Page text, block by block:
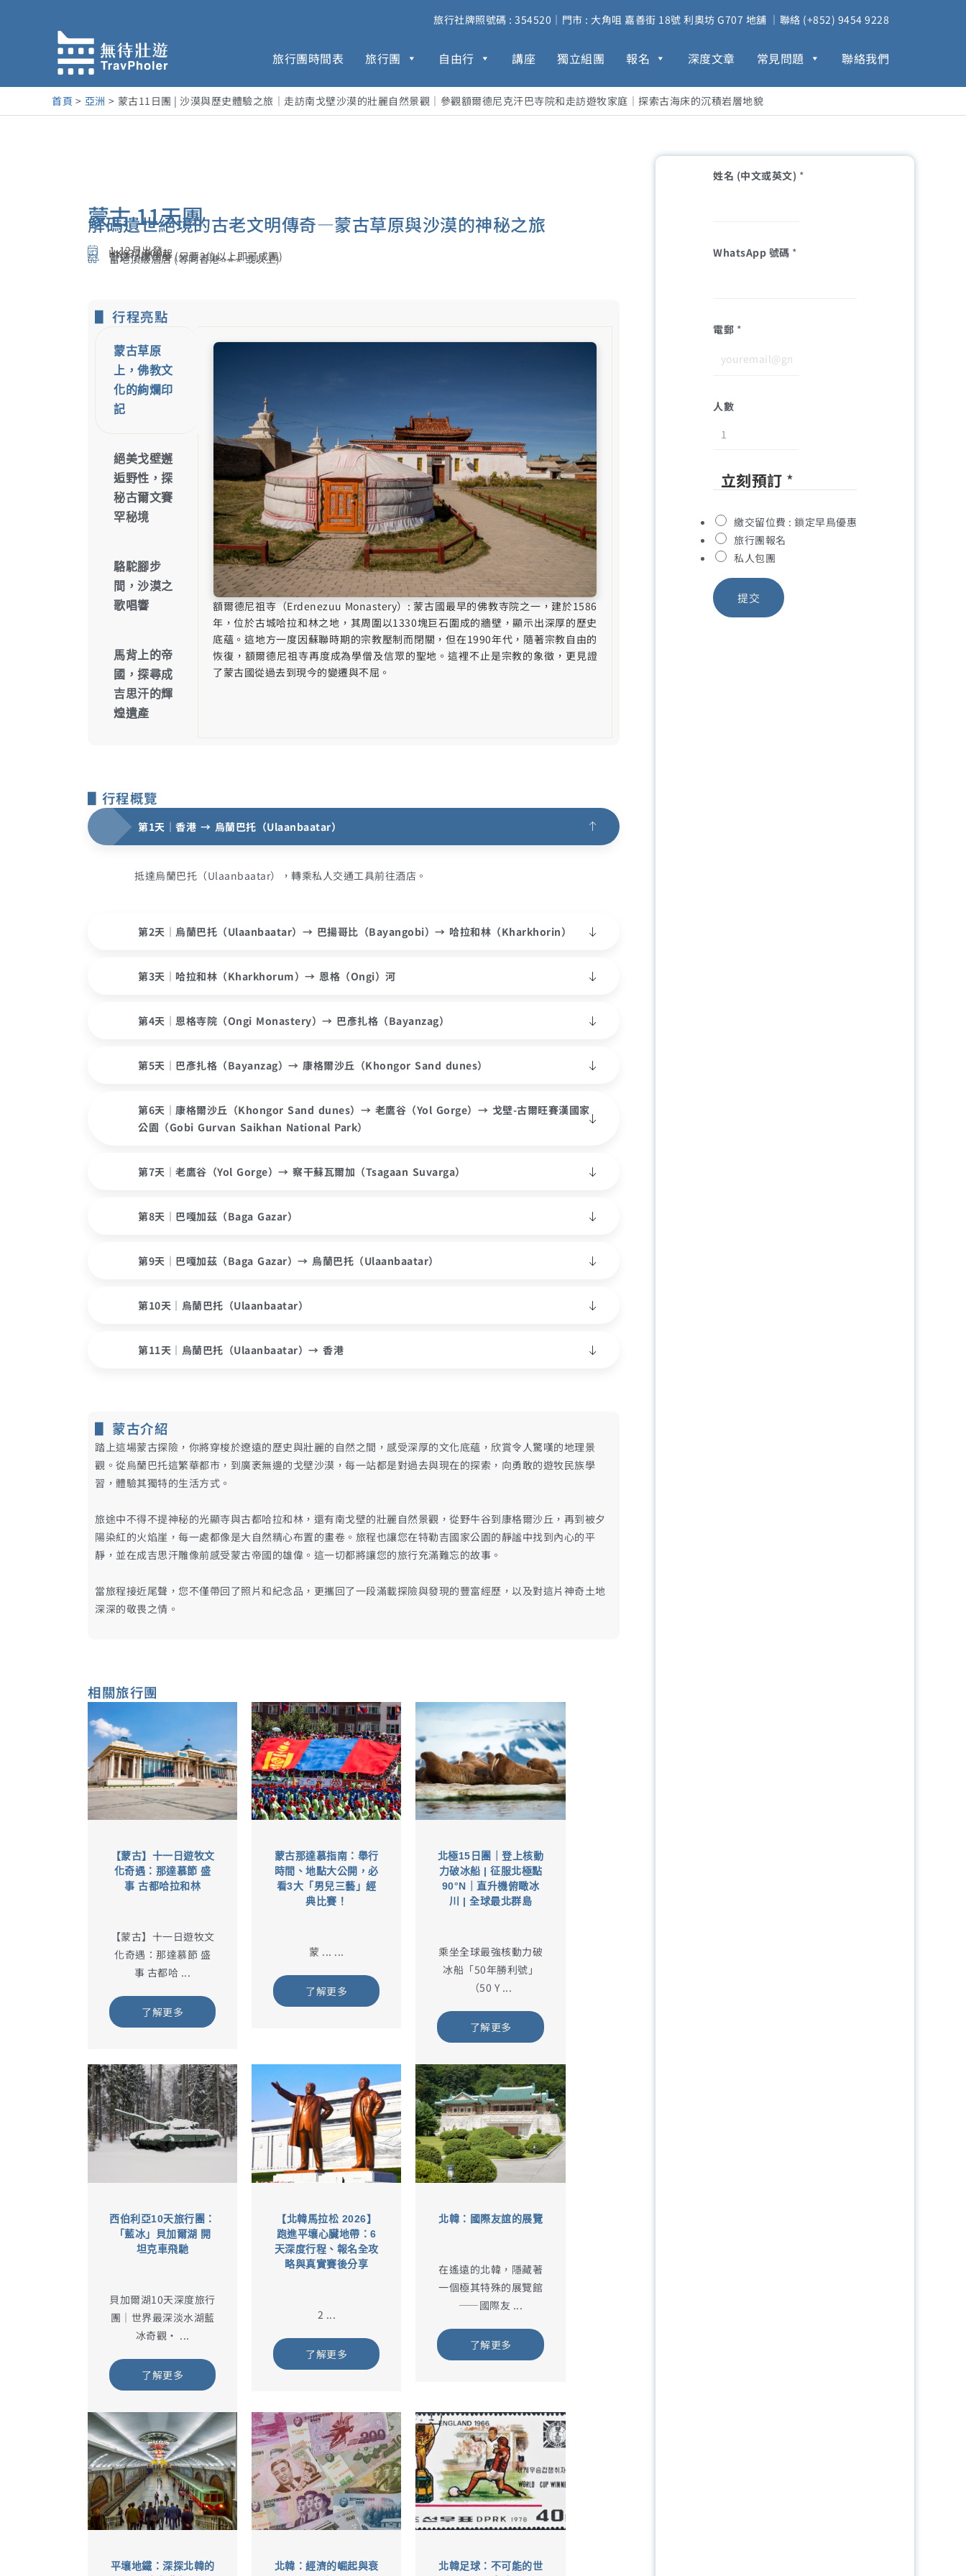
旅行社牌照號碼 : 354520｜門市 : 大角咀 嘉善街 18號 利奧坊 G707 地舖 ｜聯絡 (+852) 9454 9228
旅行團時間表 旅行團 自由行 講座 獨立組團 報名 深度文章 常見問題 聯絡我們
首頁 亞洲 蒙古11日團 | 沙漠與歷史體驗之旅｜走訪南戈壁沙漠的壯麗自然景觀｜參觀額爾德尼克汗巴寺院和走訪遊牧家庭｜探索古海床的沉積岩層地貌
蒙古 11天團
解碼遺世絕境的古老文明傳奇—蒙古草原與沙漠的神秘之旅
1-12月出發
HK$37,900起
舒適小團出發 (只要2位以上即可成團)
當地頂級酒店 (等同香港⭐⭐⭐ 或以上)
▋ 行程亮點
蒙古草原
上，佛教文
化的絢爛印
記
絕美戈壁邂
逅野性，探
秘古爾文賽
罕秘境
駱駝腳步
間，沙漠之
歌唱響
馬背上的帝
國，探尋成
吉思汗的輝
煌遺產
額爾德尼祖寺（Erdenezuu Monastery）: 蒙古國最早的佛教寺院之一，建於1586
年，位於古城哈拉和林之地，其周圍以1330塊巨石圍成的牆壁，顯示出深厚的歷史
底蘊。這地方一度因蘇聯時期的宗教壓制而閉關，但在1990年代，隨著宗教自由的
恢復，額爾德尼祖寺再度成為學僧及信眾的聖地。這裡不止是宗教的象徵，更見證
了蒙古國從過去到現今的變遷與不屈。
▋行程概覽
第1天｜香港 → 烏蘭巴托（Ulaanbaatar）
抵達烏蘭巴托（Ulaanbaatar），轉乘私人交通工具前往酒店。
第2天｜烏蘭巴托（Ulaanbaatar）→ 巴揚哥比（Bayangobi）→ 哈拉和林（Kharkhorin）
第3天｜哈拉和林（Kharkhorum）→ 恩格（Ongi）河
第4天｜恩格寺院（Ongi Monastery）→ 巴彥扎格（Bayanzag）
第5天｜巴彥扎格（Bayanzag）→ 康格爾沙丘（Khongor Sand dunes）
第6天｜康格爾沙丘（Khongor Sand dunes）→ 老鷹谷（Yol Gorge）→ 戈壁-古爾旺賽漢國家
公園（Gobi Gurvan Saikhan National Park）
第7天｜老鷹谷（Yol Gorge）→ 察干蘇瓦爾加（Tsagaan Suvarga）
第8天｜巴嘎加茲（Baga Gazar）
第9天｜巴嘎加茲（Baga Gazar）→ 烏蘭巴托（Ulaanbaatar）
第10天｜烏蘭巴托（Ulaanbaatar）
第11天｜烏蘭巴托（Ulaanbaatar）→ 香港
▋ 蒙古介紹
踏上這場蒙古探險，你將穿梭於遼遠的歷史與壯麗的自然之間，感受深厚的文化底蘊，欣賞令人驚嘆的地理景
觀。從烏蘭巴托這繁華都市，到廣袤無邊的戈壁沙漠，每一站都是對過去與現在的探索，向勇敢的遊牧民族學
習，體驗其獨特的生活方式。
旅途中不得不提神秘的光顯寺與古都哈拉和林，還有南戈壁的壯麗自然景觀，從野牛谷到康格爾沙丘，再到被夕
陽染紅的火焰崖，每一處都像是大自然精心布置的畫卷。旅程也讓您在特勒吉國家公園的靜謐中找到內心的平
靜，並在成吉思汗雕像前感受蒙古帝國的雄偉。這一切都將讓您的旅行充滿難忘的故事。
當旅程接近尾聲，您不僅帶回了照片和紀念品，更攜回了一段滿載探險與發現的豐富經歷，以及對這片神奇土地
深深的敬畏之情。
相關旅行團​
【蒙古】十一日遊牧文
化奇遇：那達慕節 盛
事 古都哈拉和林
【蒙古】十一日遊牧文
化奇遇：那達慕節 盛
事 古都哈 ...
了解更多
蒙古那達慕指南：舉行
時間、地點大公開，必
看3大「男兒三藝」經
典比賽！
蒙 ... ...
了解更多
北極15日團｜登上核動
力破冰船 | 征服北極點
90°N｜直升機俯瞰冰
川 | 全球最北群島
乘坐全球最強核動力破
冰船「50年勝利號」
（50 Y ...
了解更多
西伯利亞10天旅行團：
「藍冰」貝加爾湖 開
坦克車飛馳
貝加爾湖10天深度旅行
團｜世界最深淡水湖藍
冰奇觀・ ...
了解更多
【北韓馬拉松 2026】
跑進平壤心臟地帶：6
天深度行程、報名全攻
略與真實賽後分享
2 ...
了解更多
北韓：國際友誼的展覽
在遙遠的北韓，隱藏著
一個極其特殊的展覽館
——國際友 ...
了解更多
平壤地鐵：深探北韓的
北韓：經濟的崛起與衰
北韓足球：不可能的世
姓名 (中文或英文) *
WhatsApp 號碼 *
電郵 *
人數
立刻預訂 *
繳交留位費 : 鎖定早鳥優惠
旅行團報名
私人包團
提交